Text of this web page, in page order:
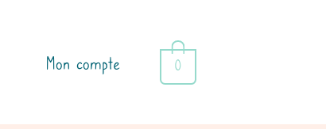
Mon compte 0